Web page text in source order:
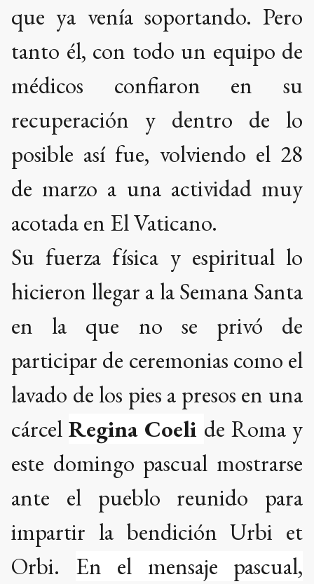
que ya venía soportando. Pero
tanto él, con todo un equipo de
médicos confiaron en su
recuperación y dentro de lo
posible así fue, volviendo el 28
de marzo a una actividad muy
acotada en El Vaticano.
Su fuerza física y espiritual lo
hicieron llegar a la Semana Santa
en la que no se privó de
participar de ceremonias como el
lavado de los pies a presos en una
cárcelRegina Coeli de Roma y
este domingo pascual mostrarse
ante el pueblo reunido para
impartir la bendición Urbi et
Orbi. En el mensaje pascual,